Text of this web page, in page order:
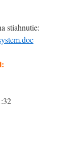
stiahnutie: